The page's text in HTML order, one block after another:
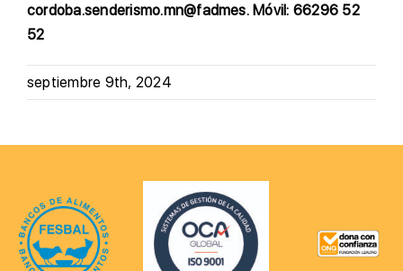
cordoba.senderismo.mn@fadmes. Móvil: 66296 52
52
septiembre 9th, 2024